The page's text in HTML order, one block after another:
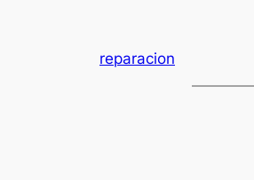
reparacion